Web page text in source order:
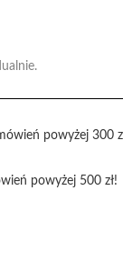
powyżej 300
powyżej 500 zł!